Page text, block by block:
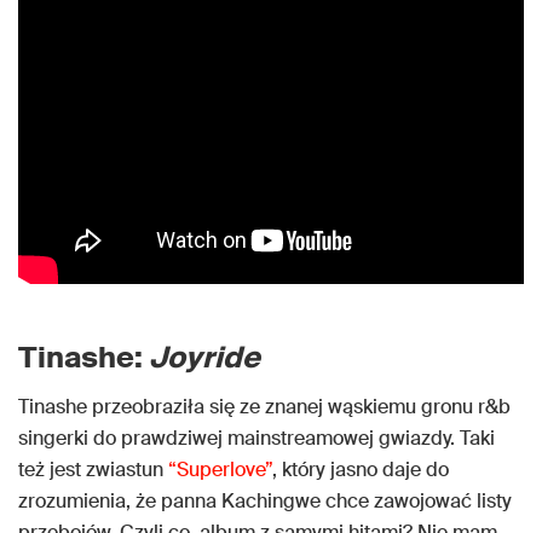
Tinashe: Joyride
Tinashe przeobraziła się ze znanej wąskiemu gronu r&b
singerki do prawdziwej mainstreamowej gwiazdy. Taki
też jest zwiastun “Superlove”, który jasno daje do
zrozumienia, że panna Kachingwe chce zawojować listy